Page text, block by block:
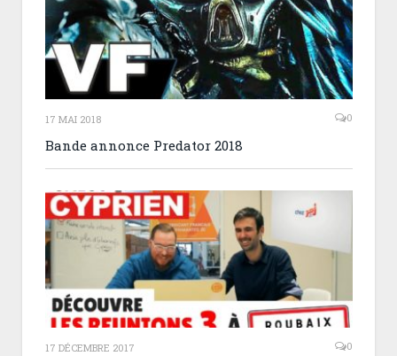
17 MAI 2018 0
Bande annonce Predator 2018
17 DÉCEMBRE 2017 0